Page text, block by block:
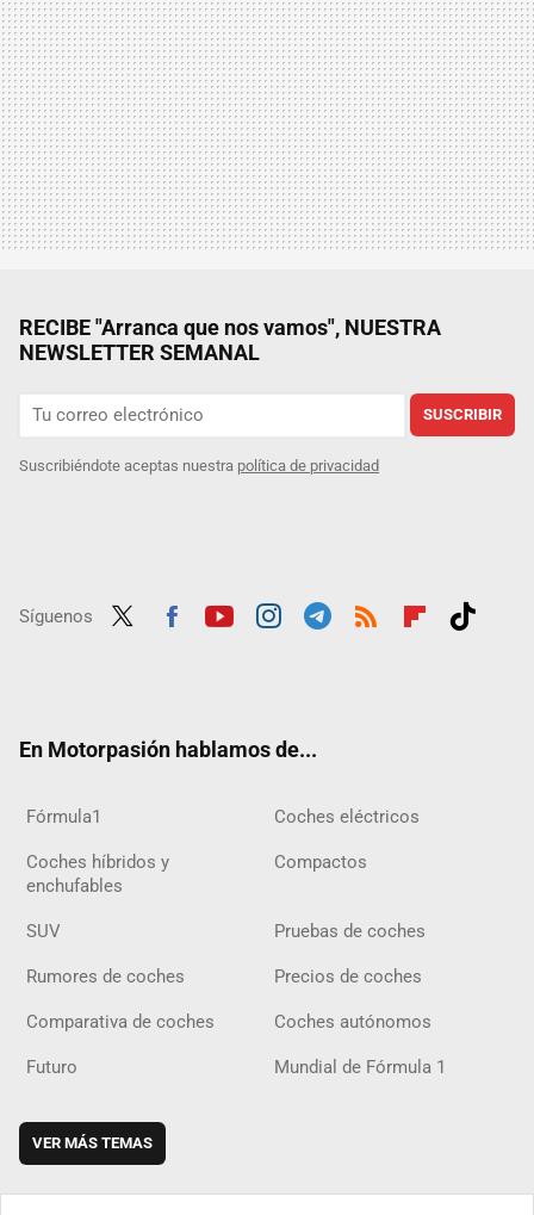
RECIBE "Arranca que nos vamos", NUESTRA
NEWSLETTER SEMANAL
SUSCRIBIR
Suscribiéndote aceptas nuestra política de privacidad
Síguenos
En Motorpasión hablamos de...
Fórmula1 Coches eléctricos
Coches híbridos y
enchufables
Compactos
SUV Pruebas de coches
Rumores de coches Precios de coches
Comparativa de coches Coches autónomos
Futuro Mundial de Fórmula 1
VER MÁS TEMAS